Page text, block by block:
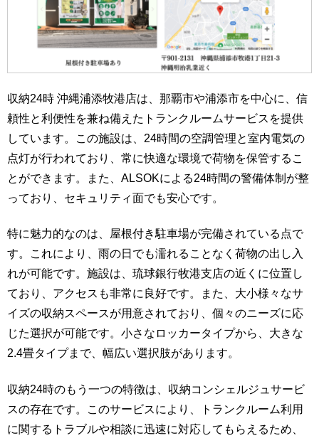
収納24時 沖縄浦添牧港店は、那覇市や浦添市を中心に、信
頼性と利便性を兼ね備えたトランクルームサービスを提供
しています。この施設は、24時間の空調管理と室内電気の
点灯が行われており、常に快適な環境で荷物を保管するこ
とができます。また、ALSOKによる24時間の警備体制が整
っており、セキュリティ面でも安心です。
特に魅力的なのは、屋根付き駐車場が完備されている点で
す。これにより、雨の日でも濡れることなく荷物の出し入
れが可能です。施設は、琉球銀行牧港支店の近くに位置し
ており、アクセスも非常に良好です。また、大小様々なサ
イズの収納スペースが用意されており、個々のニーズに応
じた選択が可能です。小さなロッカータイプから、大きな
2.4畳タイプまで、幅広い選択肢があります。
収納24時のもう一つの特徴は、収納コンシェルジュサービ
スの存在です。このサービスにより、トランクルーム利用
に関するトラブルや相談に迅速に対応してもらえるため、